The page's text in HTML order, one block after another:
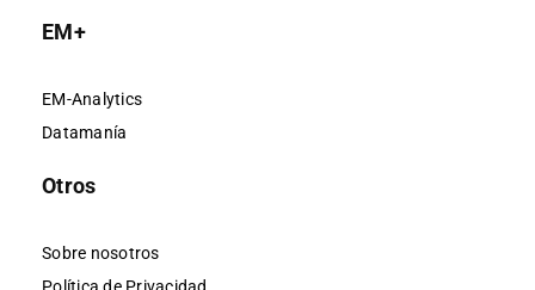
EM+
EM-Analytics
Datamanía
Otros
Sobre nosotros